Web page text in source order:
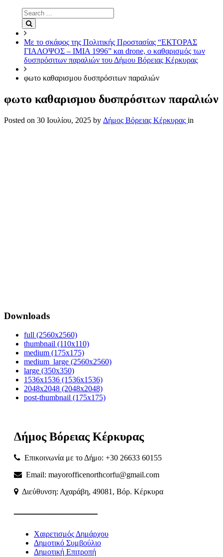
Search
for:
Με το σκάφος της Πολιτικής Προστασίας “ΕΚΤΟΡΑΣ
ΓΙΑΛΟΨΟΣ – ΙΜΙΑ 1996” και drone, ο καθαρισμός των
δυσπρόσιτων παραλιών του Δήμου Βόρειας Κέρκυρας
φωτο καθαρισμου δυσπρόσιτων παραλιών
φωτο καθαρισμου δυσπρόσιτων παραλιών
Posted on 30 Ιουλίου, 2025 by Δήμος Βόρειας Κέρκυρας in
Downloads
full (2560x2560)
thumbnail (110x110)
medium (175x175)
medium_large (2560x2560)
large (350x350)
1536x1536 (1536x1536)
2048x2048 (2048x2048)
post-thumbnail (175x175)
Δήμος Βόρειας Κέρκυρας
Επικοινωνία με το Δήμο: +30 26633 60155
Email: mayorofficenorthcorfu@gmail.com
Διεύθυνση: Αχαράβη, 49081, Βόρ. Κέρκυρα
———————
Χαιρετισμός Δημάρχου
Δημοτικό Συμβούλιο
Δημοτική Επιτροπή